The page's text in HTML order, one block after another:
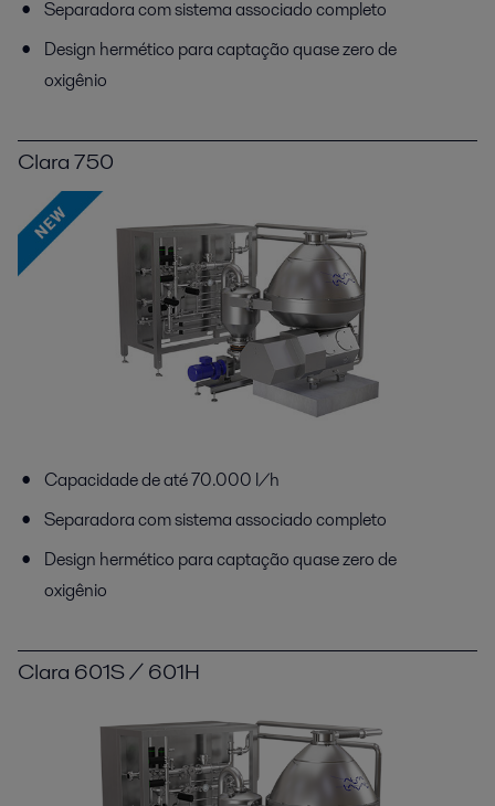
Separadora com sistema associado completo
Design hermético para captação quase zero de
oxigênio
Clara 750
Capacidade de até 70.000 l/h
Separadora com sistema associado completo
Design hermético para captação quase zero de
oxigênio
Clara 601S / 601H